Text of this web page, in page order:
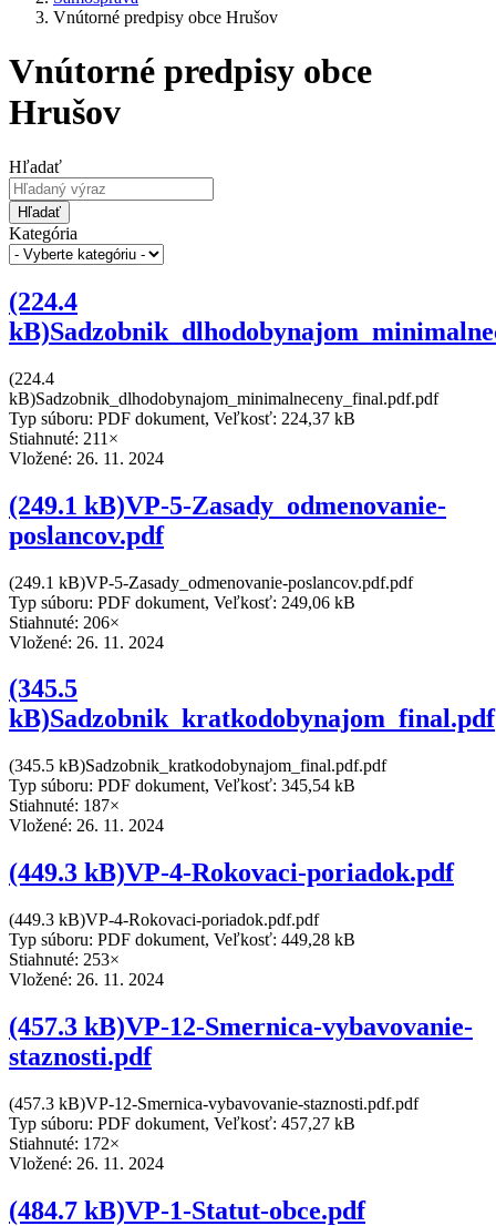
Vnútorné predpisy obce Hrušov
Vnútorné predpisy obce
Hrušov
Hľadať
Hľadať
Kategória
(224.4
(224.4
kB)Sadzobnik_dlhodobynajom_minimalneceny_final.pdf.pdf
Typ súboru: PDF dokument, Veľkosť: 224,37 kB
Stiahnuté: 211×
Vložené: 26. 11. 2024
(249.1 kB)VP-5-Zasady_odmenovanie-
poslancov.pdf
(249.1 kB)VP-5-Zasady_odmenovanie-poslancov.pdf.pdf
Typ súboru: PDF dokument, Veľkosť: 249,06 kB
Stiahnuté: 206×
Vložené: 26. 11. 2024
(345.5
kB)Sadzobnik_kratkodobynajom_final.pdf
(345.5 kB)Sadzobnik_kratkodobynajom_final.pdf.pdf
Typ súboru: PDF dokument, Veľkosť: 345,54 kB
Stiahnuté: 187×
Vložené: 26. 11. 2024
(449.3 kB)VP-4-Rokovaci-poriadok.pdf
(449.3 kB)VP-4-Rokovaci-poriadok.pdf.pdf
Typ súboru: PDF dokument, Veľkosť: 449,28 kB
Stiahnuté: 253×
Vložené: 26. 11. 2024
(457.3 kB)VP-12-Smernica-vybavovanie-
staznosti.pdf
(457.3 kB)VP-12-Smernica-vybavovanie-staznosti.pdf.pdf
Typ súboru: PDF dokument, Veľkosť: 457,27 kB
Stiahnuté: 172×
Vložené: 26. 11. 2024
(484.7 kB)VP-1-Statut-obce.pdf